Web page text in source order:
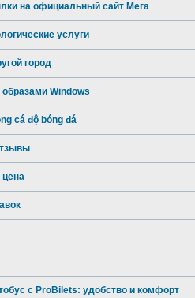
на официальный сайт Мега
услуги
город
Windows
cá độ bóng đá
цена
с ProBilets: удобство и комфорт